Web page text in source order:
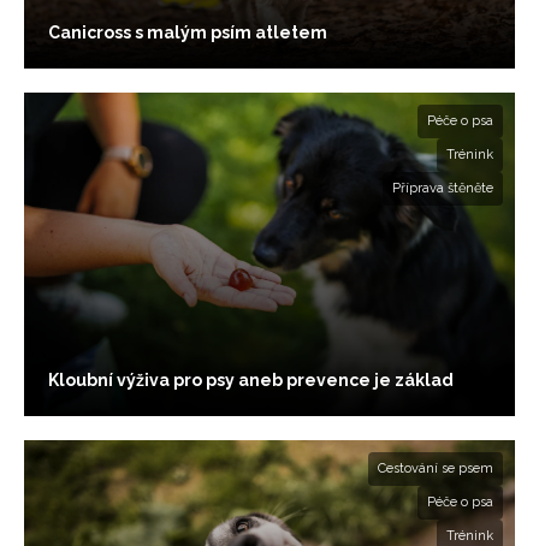
Canicross s malým psím atletem
Kloubní výživa pro psy aneb prevence je základ
Péče o psa
Trénink
Příprava štěněte
Cestování se psem
Péče o psa
Trénink